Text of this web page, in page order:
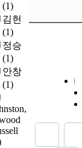
(1)
김헌
(1)
정승
(1)
안창
(1)